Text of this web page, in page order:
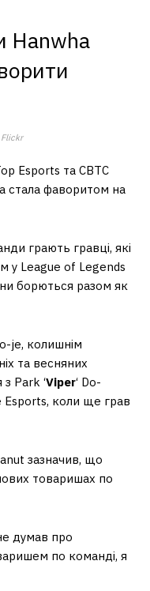
Hanwha
Flickr
Esports та CBTC
стала фаворитом на
грають гравці, які
у League of Legends
борються разом як
je, колишнім
та весняних
з Park ‘Viper‘ Do-
коли ще грав
зазначив, що
товаришах по
думав про
по команді, я